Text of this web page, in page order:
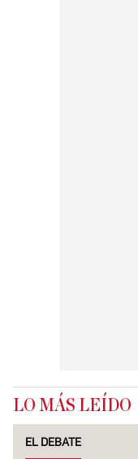
LO MÁS LEÍDO
EL DEBATE